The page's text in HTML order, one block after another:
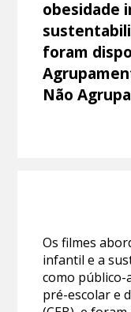
obesidade
foram
Não
Os filmes
infantil e a
como público-
pré-escolar e